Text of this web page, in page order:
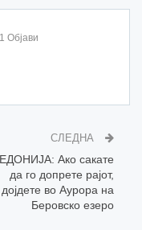
Објави
СЛЕДНА
Ако сакате
да го допрете рајот,
дојдете во Аурора на
Беровско езеро